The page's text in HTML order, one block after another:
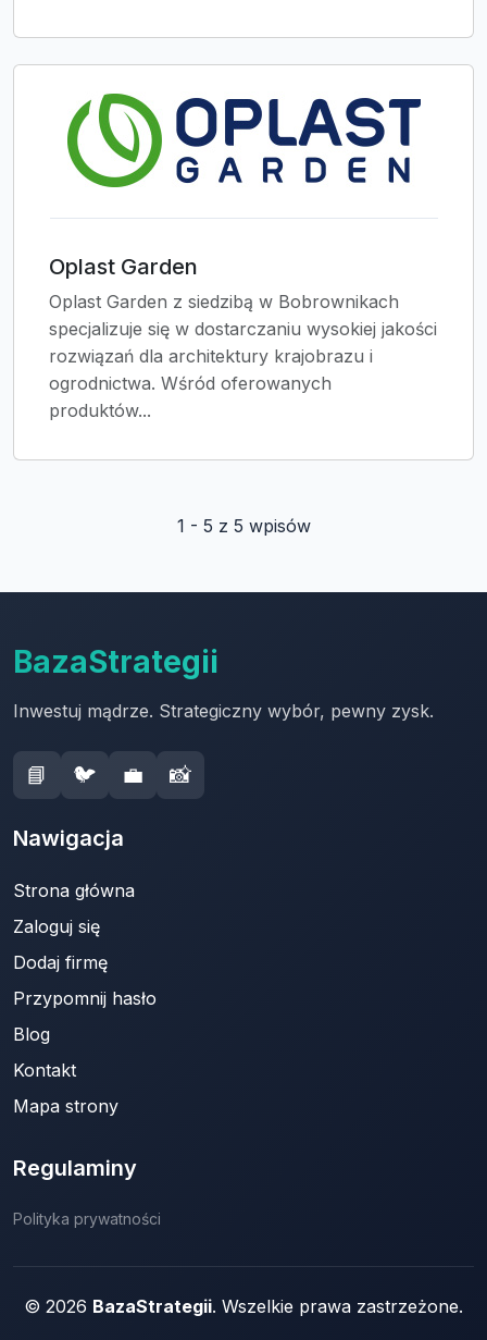
Oplast Garden
Oplast Garden z siedzibą w Bobrownikach
specjalizuje się w dostarczaniu wysokiej jakości
rozwiązań dla architektury krajobrazu i
ogrodnictwa. Wśród oferowanych
produktów...
1 - 5 z 5 wpisów
BazaStrategii
Inwestuj mądrze. Strategiczny wybór, pewny zysk.
📘 🐦 💼 📸
Nawigacja
Strona główna
Zaloguj się
Dodaj firmę
Przypomnij hasło
Blog
Kontakt
Mapa strony
Regulaminy
Polityka prywatności
© 2026 BazaStrategii. Wszelkie prawa zastrzeżone.